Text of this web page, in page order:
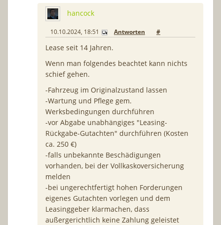
hancock
10.10.2024, 18:51 Antworten #
Lease seit 14 Jahren.
Wenn man folgendes beachtet kann nichts
schief gehen.
-Fahrzeug im Originalzustand lassen
-Wartung und Pflege gem.
Werksbedingungen durchführen
-vor Abgabe unabhängiges "Leasing-
Rückgabe-Gutachten" durchführen (Kosten
ca. 250 €)
-falls unbekannte Beschädigungen
vorhanden, bei der Vollkaskoversicherung
melden
-bei ungerechtfertigt hohen Forderungen
eigenes Gutachten vorlegen und dem
Leasinggeber klarmachen, dass
außergerichtlich keine Zahlung geleistet